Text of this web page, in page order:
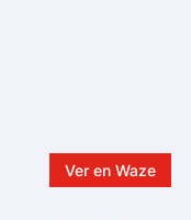
Ver en Waze